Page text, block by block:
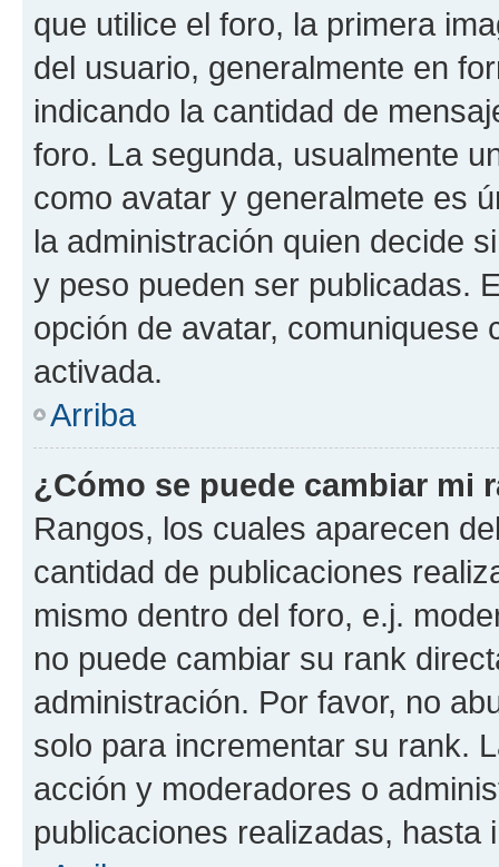
que utilice el foro, la primera
del usuario, generalmente en
indicando la cantidad de
foro. La segunda, usualmente
como avatar y generalmete es
la administración quien decide
y peso pueden ser publicadas.
opción de avatar, comuniquese
activada.
Arriba
¿Cómo se puede cambiar mi
Rangos, los cuales aparecen
cantidad de publicaciones
mismo dentro del foro, e.j.
no puede cambiar su rank
administración. Por favor, no
solo para incrementar su rank.
acción y moderadores o
publicaciones realizadas, hasta